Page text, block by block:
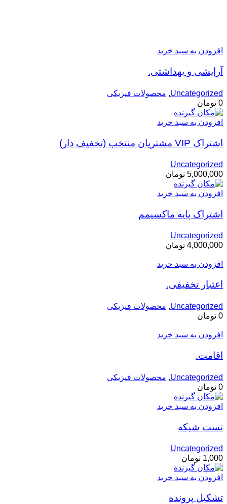
افزودن به سبد خرید
آرایشی و بهداشتی.
Uncategorized
, محصولات فیزیکی
0 تومان
افزودن به سبد خرید
اشتراک VIP مشتریان منتخب (تخفیف دار)
Uncategorized
5,000,000 تومان
افزودن به سبد خرید
اشتراک پایه ماکسیمم
Uncategorized
4,000,000 تومان
افزودن به سبد خرید
اعتبار تخفیفی.
Uncategorized
, محصولات فیزیکی
0 تومان
افزودن به سبد خرید
اقامت.
Uncategorized
, محصولات فیزیکی
0 تومان
افزودن به سبد خرید
تست شبکه
Uncategorized
1,000 تومان
افزودن به سبد خرید
تشکیل پرونده